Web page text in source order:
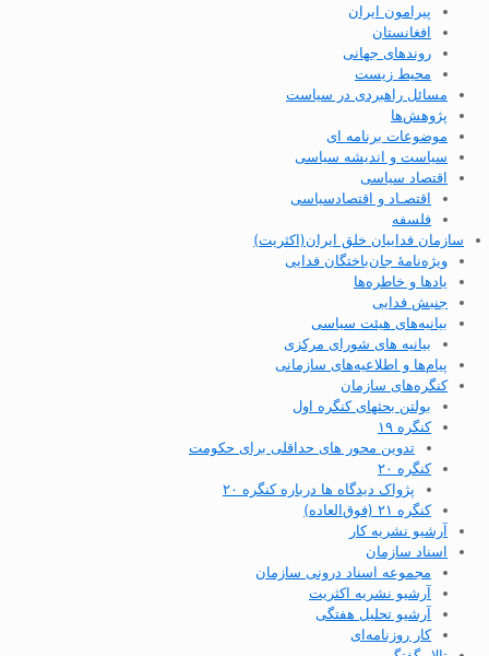
پیرامون ایران
افغانستان
روندهای جهانی
محیط زیست
مسائل راهبردی در سیاست
پژوهش‌ها
موضوعات برنامه ای
سیاست و اندیشه سیاسی
اقتصاد سیاسی
اقتصـاد و اقتصاد‌سیاسی
فلسفه
سازمان فداییان خلق ایران(اکثریت)
ویژه‌نامهٔ جان‌باختگان فدایی
یادها و خاطره‌ها
جنبش فدایی
بیانیه‌های هیئت سیاسی
بیانیه های شورای مرکزی
پیام‌ها و اطلاعیه‌های سازمانی
کنگره‌های سازمان
بولتن بحثهای کنگره اول
کنگره ۱۹
تدوین محور های حداقلی برای حکومت
کنگره ۲۰
پژواک دیدگاه ها درباره کنگره ۲۰
کنگره ۲۱ (فوق‌العاده)
آرشیو نشریه کار
اسناد سازمان
مجموعه اسناد درونی سازمان
آرشیو نشریه اکثریت
آرشیو تحلیل هفتگی
کار روزنامه‌ای